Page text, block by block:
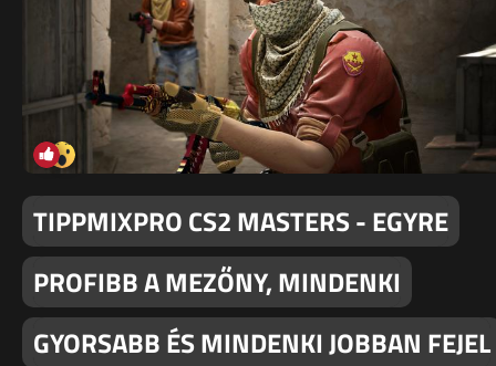
TIPPMIXPRO CS2 MASTERS - EGYRE
PROFIBB A MEZŐNY, MINDENKI
GYORSABB ÉS MINDENKI JOBBAN FEJEL